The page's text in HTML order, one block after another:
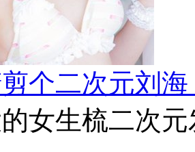
个二次元刘
女生梳二次